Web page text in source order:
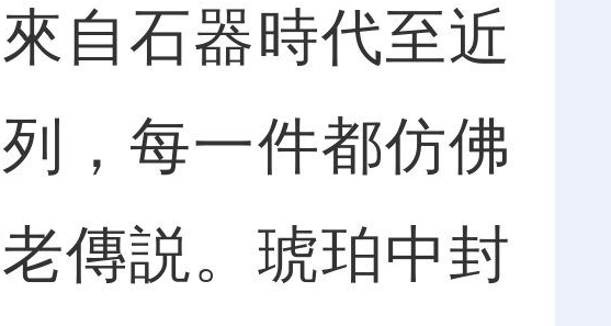
自石器時代至近
，每一件都仿佛
傳説。琥珀中封